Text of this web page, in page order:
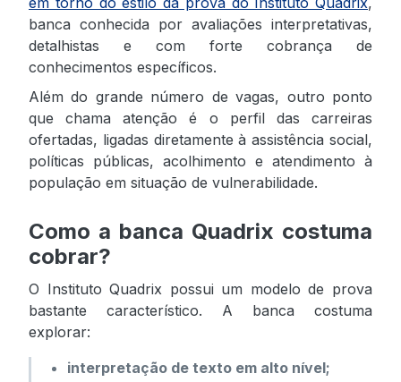
banca conhecida por avaliações interpretativas,
detalhistas e com forte cobrança de
conhecimentos específicos.
Além do grande número de vagas, outro ponto
que chama atenção é o perfil das carreiras
ofertadas, ligadas diretamente à assistência social,
políticas públicas, acolhimento e atendimento à
população em situação de vulnerabilidade.
Como a banca Quadrix costuma
cobrar?
O Instituto Quadrix possui um modelo de prova
bastante característico. A banca costuma
explorar:
interpretação de texto em alto nível;